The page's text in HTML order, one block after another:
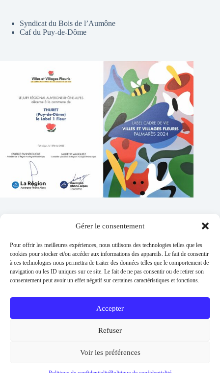
Gérer le consentement
Pour offrir les meilleures expériences, nous utilisons des technologies telles que les
cookies pour stocker et/ou accéder aux informations des appareils. Le fait de consentir
à ces technologies nous permettra de traiter des données telles que le comportement de
navigation ou les ID uniques sur ce site. Le fait de ne pas consentir ou de retirer son
consentement peut avoir un effet négatif sur certaines caractéristiques et fonctions.
Accepter
Refuser
Voir les préférences
Syndicat du Bois de l’Aumône
Caf du Puy-de-Dôme
Addresse :
1 place de l'église 63260 Thuret
Phone:
04 73 97 91 58
E-mail :
Permanences :
Lundi et jeudi 13h30 - 17h30 / Mardi et
Copyright © 2026 -
Mentions légales-Politique de